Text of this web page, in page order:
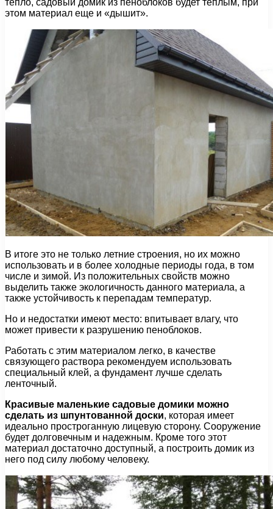
тепло, садовый домик из пеноблоков будет теплым, при
этом материал еще и «дышит».
В итоге это не только летние строения, но их можно
использовать и в более холодные периоды года, в том
числе и зимой. Из положительных свойств можно
выделить также экологичность данного материала, а
также устойчивость к перепадам температур.
Но и недостатки имеют место: впитывает влагу, что
может привести к разрушению пеноблоков.
Работать с этим материалом легко, в качестве
связующего раствора рекомендуем использовать
специальный клей, а фундамент лучше сделать
ленточный.
Красивые маленькие садовые домики можно
сделать из шпунтованной доски, которая имеет
идеально простроганную лицевую сторону. Сооружение
будет долговечным и надежным. Кроме того этот
материал достаточно доступный, а построить домик из
него под силу любому человеку.